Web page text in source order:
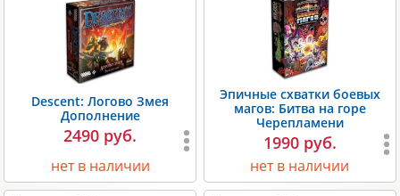
Descent: Логово Змея
Дополнение
2490 руб.
нет в наличии
Эпичные схватки боевых
магов: Битва на горе
Черепламени
1990 руб.
нет в наличии